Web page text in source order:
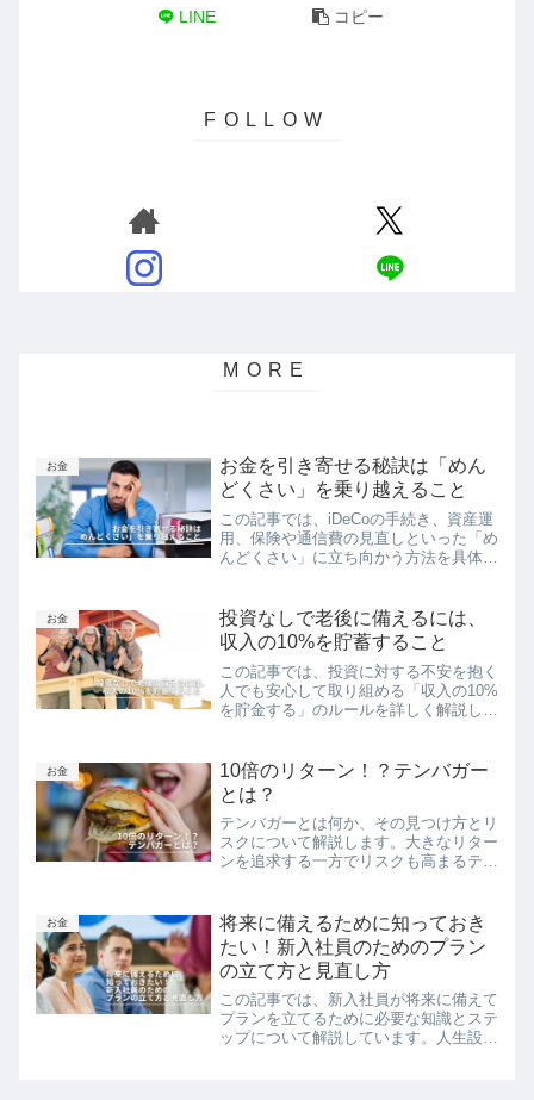
LINE コピー
お金
お金を引き寄せる秘訣は「めん
どくさい」を乗り越えること
この記事では、iDeCoの手続き、資産運
用、保険や通信費の見直しといった「め
んどくさい」に立ち向かう方法を具体的
出す勇気を持つことで、あなたがお金を
引き寄せる未来へと進むことができま
す。
お金
投資なしで老後に備えるには、
収入の10%を貯蓄すること
この記事では、投資に対する不安を抱く
人でも安心して取り組める「収入の10%
を貯金する」のルールを詳しく解説しま
方法を提供します。投資にリスクを取り
たくない人でも、この方法を実践すれ
ば、自己資本を増やし、安定した未来を
築くことが可能です。
お金
10倍のリターン！？テンバガー
とは？
テンバガーとは何か、その見つけ方とリ
スクについて解説します。大きなリター
ンを追求する一方でリスクも高まるテン
お金
将来に備えるために知っておき
たい！新入社員のためのプラン
の立て方と見直し方
この記事では、新入社員が将来に備えて
プランを立てるために必要な知識とステ
ップについて解説しています。人生設計